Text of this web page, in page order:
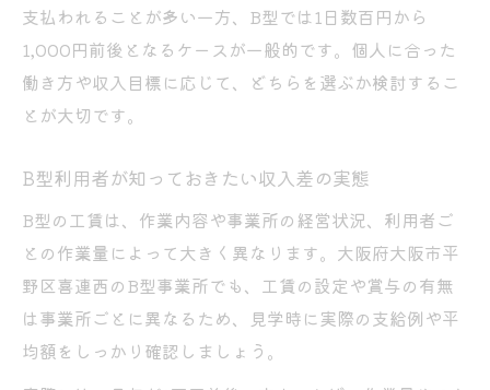
支払われることが多い一方、B型では1日数百円から
1,000円前後となるケースが一般的です。個人に合った
働き方や収入目標に応じて、どちらを選ぶか検討するこ
とが大切です。
B型利用者が知っておきたい収入差の実態
B型の工賃は、作業内容や事業所の経営状況、利用者ご
との作業量によって大きく異なります。大阪府大阪市平
野区喜連西のB型事業所でも、工賃の設定や賞与の有無
は事業所ごとに異なるため、見学時に実際の支給例や平
均額をしっかり確認しましょう。